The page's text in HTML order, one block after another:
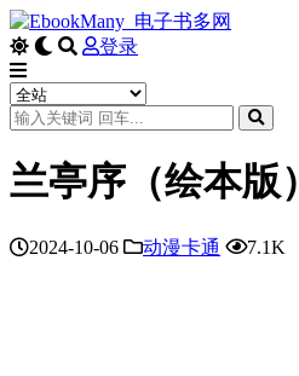
登录
兰亭序（绘本版）
2024-10-06 动漫卡通 7.1K